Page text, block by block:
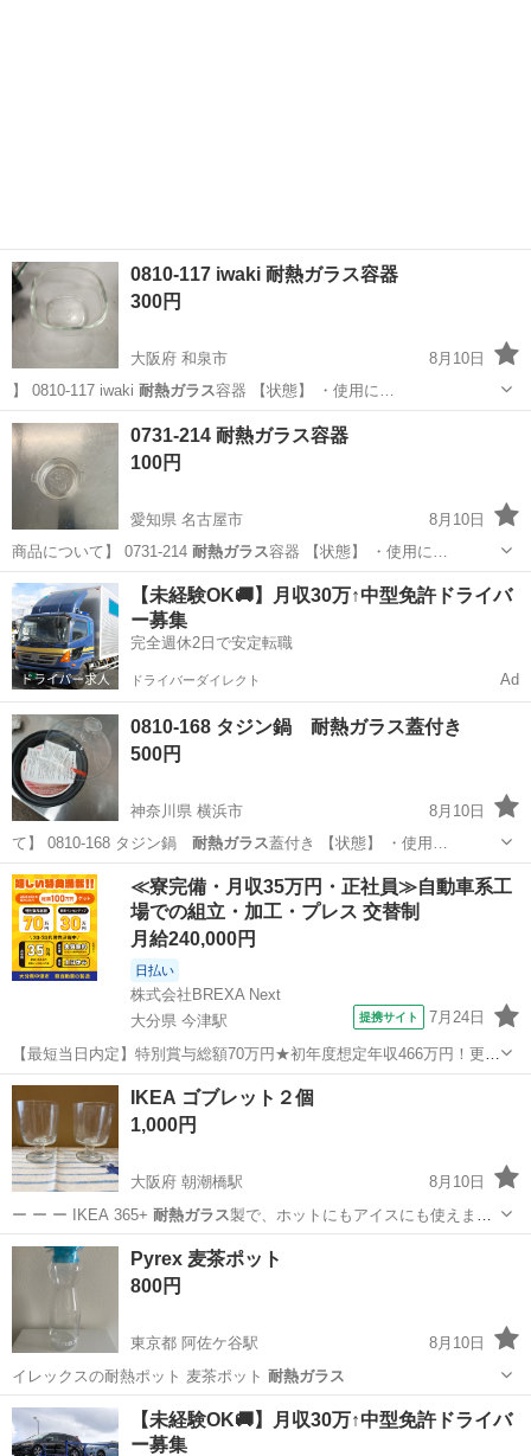
0810-117 iwaki 耐熱ガラス容器
300円
大阪府 和泉市
8月10日
】 0810-117 iwaki 耐熱ガラス 容器 【状態】 ・使用に…
大阪 和泉市 調理器具 iwaki
0731-214 耐熱ガラス容器
100円
愛知県 名古屋市
8月10日
商品について】 0731-214 耐熱ガラス 容器 【状態】 ・使用に…
愛知 名古屋市 食器 耐熱ガラス
【未経験OK🚚】月収30万↑中型免許ドライバ
ー募集
完全週休2日で安定転職
ドライバーダイレクト Ad
0810-168 タジン鍋 耐熱ガラス蓋付き
500円
神奈川県 横浜市
8月10日
て】 0810-168 タジン鍋 耐熱ガラス 蓋付き 【状態】 ・使用…
神奈川 横浜市 調理器具 タジン鍋
≪寮完備・月収35万円・正社員≫自動車系工
場での組立・加工・プレス 交替制
月給240,000円
日払い
株式会社BREXA Next
大分県 今津駅
提携サイト 7月24日
【最短当日内定】特別賞与総額70万円★初年度想定年収466万円！更新
インセンティブ30万円★無料の備品付き寮完備＆赴任旅費会社負担◎
業績賞与＆昇給あり！軽自動車の製造業務！ ダイハツ車の製造 大手自
動車メーカーである『ダイ...
大分 中津市 今津駅 その他
IKEA ゴブレット２個
1,000円
大阪府 朝潮橋駅
8月10日
ー ー ー IKEA 365+ 耐熱ガラス製で、ホットにもアイスにも使えます
…大阪 大阪市 朝潮橋駅 食器
Pyrex 麦茶ポット
800円
東京都 阿佐ケ谷駅
8月10日
イレックスの耐熱ポット 麦茶ポット 耐熱ガラス
東京 杉並区 阿佐ケ谷駅 食器
【未経験OK🚚】月収30万↑中型免許ドライバ
ー募集